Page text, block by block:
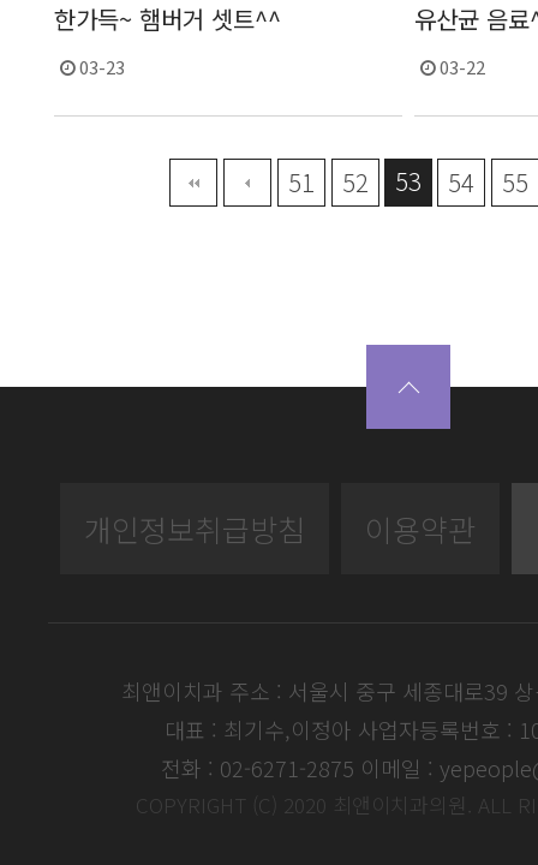
한가득~ 햄버거 셋트^^
03-23
유산균 음
03-22
51 52 53 54 55
개인정보취급방침 이용약관
최앤이치과 주소 : 서울시 중구 세종대로39
대표 : 최기수,이정아 사업자등록번호 :
전화 : 02-6271-2875 이메일 :
COPYRIGHT (C) 2020 최앤이치과의원. ALL